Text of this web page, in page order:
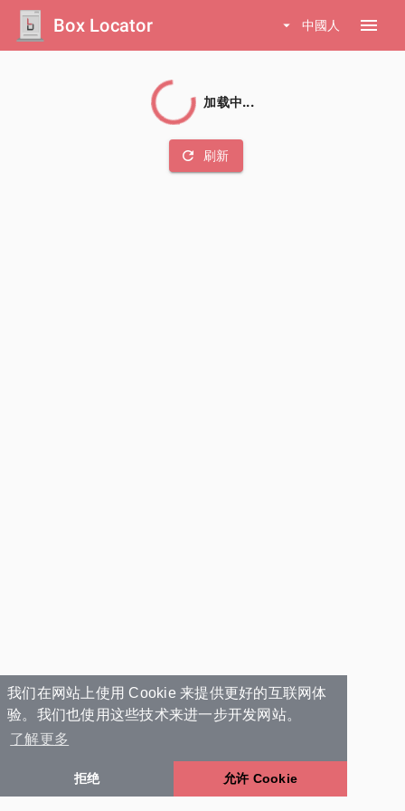
我们在网站上使用 Cookie 来提供更好的互联网体
验。我们也使用这些技术来进一步开发网站。
了解更多
拒绝 允许 Cookie
Box Locator arrow_drop_down 中國人 menu
加载中...
refresh 刷新